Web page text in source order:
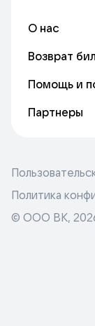
О нас
Возврат
Помощь и
Партнеры
Политика
© ООО ВК,